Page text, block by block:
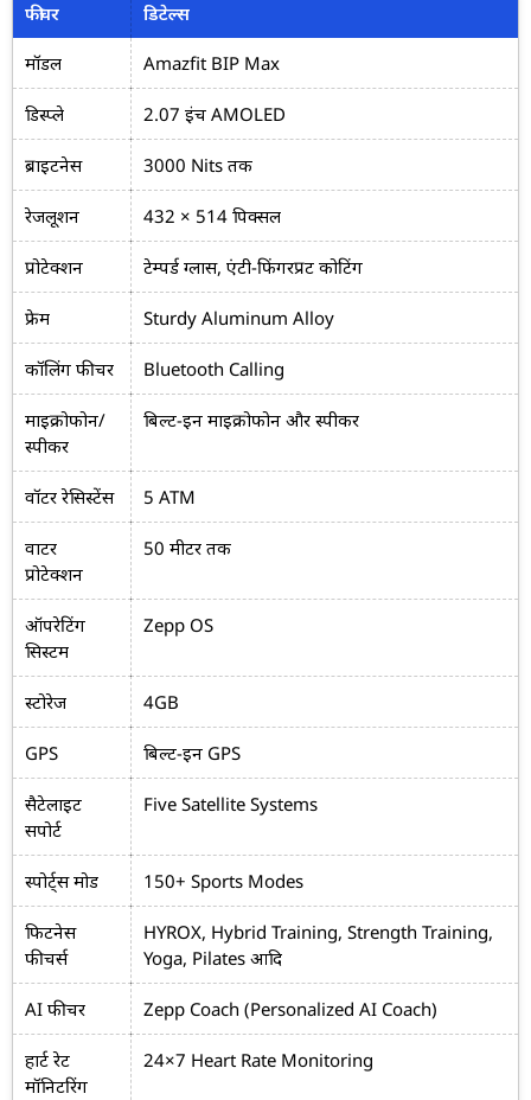
फीचर डिटेल्स
मॉडल Amazfit BIP Max
डिस्प्ले 2.07 इंच AMOLED
ब्राइटनेस 3000 Nits तक
रेजलूशन 432 × 514 पिक्सल
प्रोटेक्शन टेम्पर्ड ग्लास, एंटी-फिंगरप्रिंट कोटिंग
फ्रेम Sturdy Aluminum Alloy
कॉलिंग फीचर Bluetooth Calling
माइक्रोफोन/
स्पीकर
बिल्ट-इन माइक्रोफोन और स्पीकर
वॉटर रेसिस्टेंस 5 ATM
वाटर
प्रोटेक्शन
50 मीटर तक
ऑपरेटिंग
सिस्टम
Zepp OS
स्टोरेज 4GB
GPS बिल्ट-इन GPS
सैटेलाइट
सपोर्ट
Five Satellite Systems
स्पोर्ट्स मोड 150+ Sports Modes
फिटनेस
फीचर्स
HYROX, Hybrid Training, Strength Training,
Yoga, Pilates आदि
AI फीचर Zepp Coach (Personalized AI Coach)
हार्ट रेट
मॉनिटरिंग
24×7 Heart Rate Monitoring